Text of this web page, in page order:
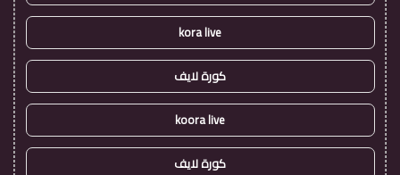
kora live
كورة لايف
koora live
كورة لايف